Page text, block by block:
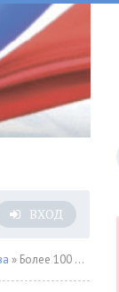
ВХОД
» Более 100 мероприятий проведут учреждения культуры Москвы на книжном фестивале «Красная площадь»